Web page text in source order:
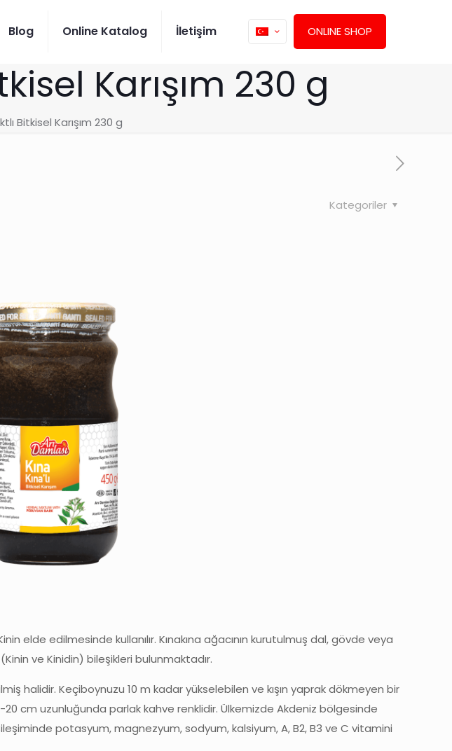
Blog Online Katalog İletişim ONLINE SHOP
Karışım 230 g
Bitkisel Karışım 230 g
Kategoriler
elde edilmesinde kullanılır. Kınakına ağacının kurutulmuş dal, gövde veya
ve Kinidin) bileşikleri bulunmaktadır.
halidir. Keçiboynuzu 10 m kadar yükselebilen ve kışın yaprak dökmeyen bir
20 cm uzunluğunda parlak kahve renklidir. Ülkemizde Akdeniz bölgesinde
potasyum, magnezyum, sodyum, kalsiyum, A, B2, B3 ve C vitamini